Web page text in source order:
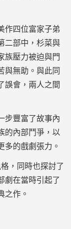
作四位富家子弟
二部中，杉菜與
族壓力被迫與門
與無助。與此同
誤會，兩人之間
步豐富了故事內
的內部鬥爭，以
多的戲劇張力。
，同時也探討了
劇在當時引起了
之作。